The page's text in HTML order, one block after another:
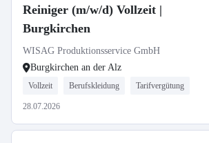
Reiniger (m/w/d) Vollzeit |
Burgkirchen
WISAG Produktionsservice GmbH
Burgkirchen an der Alz
Vollzeit Berufskleidung Tarifvergütung
28.07.2026